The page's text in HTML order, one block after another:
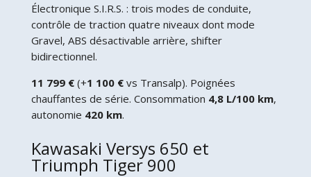
Électronique S.I.R.S. : trois modes de conduite,
contrôle de traction quatre niveaux dont mode
Gravel, ABS désactivable arrière, shifter
bidirectionnel.
11 799 €(+1 100 €vs Transalp). Poignées
chauffantes de série. Consommation 4,8 L/100 km,
autonomie 420 km.
Kawasaki Versys 650 et
Triumph Tiger 900